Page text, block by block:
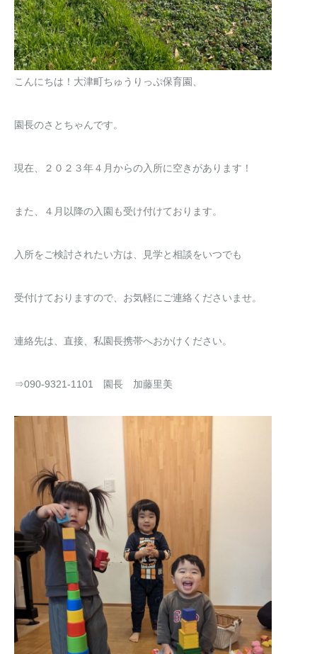
こんにちは！大津町ちゅうりっぷ保育園、
園長のさとちゃんです。
現在、２０２３年４月からの入所に空きがあります！
また、４月以降の入園も受け付けております。
入所をご検討されたい方は、見学と相談をいつでも
受付けておりますので、お気軽にご連絡くださいませ。
連絡先は、直接、私園長携帯へおかけください。
⇒090-9321-1101 園長 加藤里美